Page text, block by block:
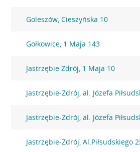
Goleszów, Cieszyńska 10
Gołkowice, 1 Maja 143
Jastrzębie Zdrój, 1 Maja 10
Jastrzębie-Zdrój, al. Józefa
Jastrzębie-Zdrój, al. Józefa
Jastrzębie-Zdrój, Al.Piłsudskiego